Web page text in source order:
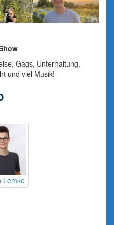
Gags, Unterhaltung,
und viel Musik!
Lemke